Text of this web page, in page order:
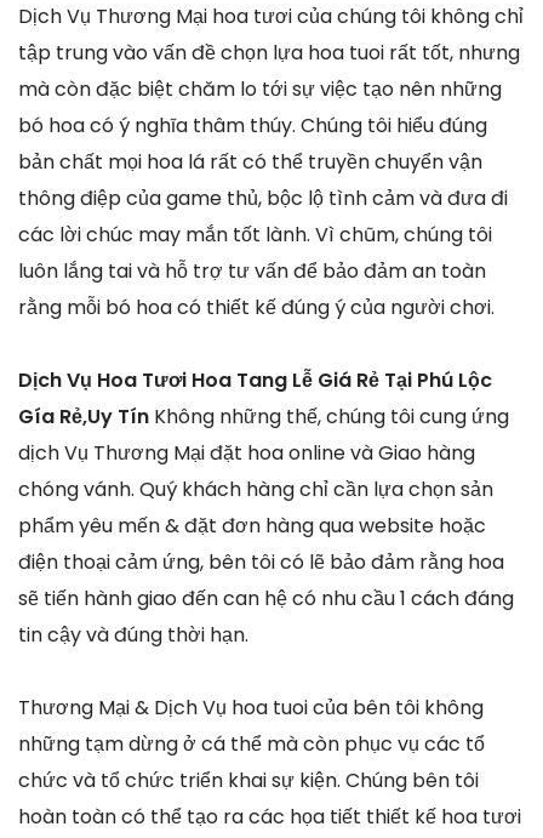
Dịch Vụ Thương Mại hoa tươi của chúng tôi không chỉ
tập trung vào vấn đề chọn lựa hoa tuoi rất tốt, nhưng
mà còn đặc biệt chăm lo tới sự việc tạo nên những
bó hoa có ý nghĩa thâm thúy. Chúng tôi hiểu đúng
bản chất mọi hoa lá rất có thể truyền chuyển vận
thông điệp của game thủ, bộc lộ tình cảm và đưa đi
các lời chúc may mắn tốt lành. Vì chũm, chúng tôi
luôn lắng tai và hỗ trợ tư vấn để bảo đảm an toàn
rằng mỗi bó hoa có thiết kế đúng ý của người chơi.
Dịch Vụ Hoa Tươi Hoa Tang Lễ Giá Rẻ Tại Phú Lộc
Gía Rẻ,Uy Tín Không những thế, chúng tôi cung ứng
dịch Vụ Thương Mại đặt hoa online và Giao hàng
chóng vánh. Quý khách hàng chỉ cần lựa chọn sản
phẩm yêu mến & đặt đơn hàng qua website hoặc
điện thoại cảm ứng, bên tôi có lẽ bảo đảm rằng hoa
sẽ tiến hành giao đến can hệ có nhu cầu 1 cách đáng
tin cậy và đúng thời hạn.
Thương Mại & Dịch Vụ hoa tuoi của bên tôi không
những tạm dừng ở cá thể mà còn phục vụ các tổ
chức và tổ chức triển khai sự kiện. Chúng bên tôi
hoàn toàn có thể tạo ra các họa tiết thiết kế hoa tươi